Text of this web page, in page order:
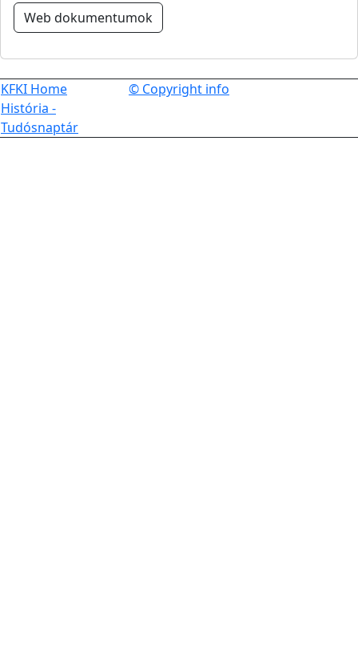
Web dokumentumok
KFKI Home
História -
Tudósnaptár
© Copyright info